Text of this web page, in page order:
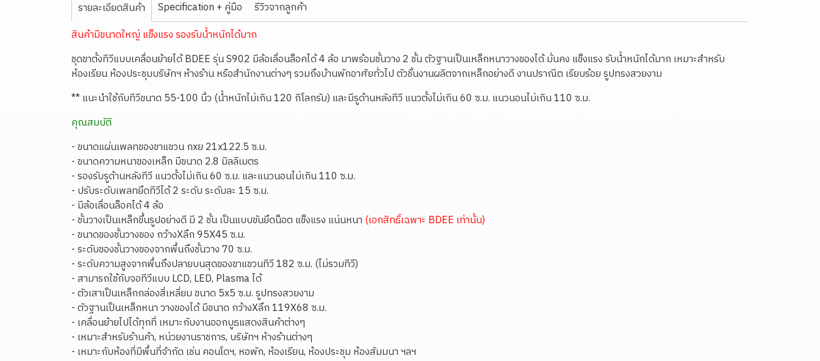
รายละเอียดสินค้า Specification + คู่มือ
รีวิวจากลูกค้า
สินค้ามีขนาดใหญ่ แข็งแรง รองรับน้ำหนักได้มาก
ชุดขาตั้งทีวีแบบเคลื่อนย้ายได้ BDEE รุ่น S902 มีล้อเลื่อนล็อคได้ 4 ล้อ มาพร้อมชั้นวาง 2 ชั้น ตัวฐานเป็นเหล็กหนาวางของได้ มั่นคง แข็งแรง รับน้ำหนักได้มาก เหมาะสำหรับ
ห้องเรียน ห้องประชุมบริษัทฯ ห้างร้าน หรือสำนักงานต่างๆ รวมถึงบ้านพักอาศัยทั่วไป ตัวชิ้นงานผลิตจากเหล็กอย่างดี งานปราณีต เรียบร้อย รูปทรงสวยงาม
** แนะนำใช้กับทีวีขนาด 55-100 นิ้ว (น้ำหนักไม่เกิน 120 กิโลกรัม) และมีรูด้านหลังทีวี แนวตั้งไม่เกิน 60 ซ.ม. แนวนอนไม่เกิน 110 ซ.ม.
คุณสมบัติ
- ขนาดแผ่นเพลทของขาแขวน กxย 21x122.5 ซ.ม.
- ขนาดความหนาของเหล็ก มีขนาด 2.8 มิลลิเมตร
- รองรับรูด้านหลังทีวี แนวตั้งไม่เกิน 60 ซ.ม. และแนวนอนไม่เกิน 110 ซ.ม.
- ปรับระดับเพลทยึดทีวีได้ 2 ระดับ ระดับละ 15 ซ.ม.
- มีล้อเลื่อนล็อคได้ 4 ล้อ
- ชั้นวางเป็นเหล็กขึ้นรูปอย่างดี มี 2 ชั้น เป็นแบบขันยึดน็อต แข็งแรง แน่นหนา (เอกสิทธิ์เฉพาะ BDEE เท่านั้น)
- ขนาดของชั้นวางของ กว้างXลึก 95X45 ซ.ม.
- ระดับของชั้นวางของจากพื้นถึงชั้นวาง 70 ซ.ม.
- ระดับความสูงจากพื้นถึงปลายบนสุดของขาแขวนทีวี 182 ซ.ม. (ไม่รวมทีวี)
- สามารถใช้กับจอทีวีแบบ LCD, LED, Plasma ได้
- ตัวเสาเป็นเหล็กกล่องสี่เหลี่ยม ขนาด 5x5 ซ.ม. รูปทรงสวยงาม
- ตัวฐานเป็นเหล็กหนา วางของได้ มีขนาด กว้างXลึก 119X68 ซ.ม.
- เคลื่อนย้ายไปได้ทุกที่ เหมาะกับงานออกบูธแสดงสินค้าต่างๆ
- เหมาะสำหรับร้านค้า, หน่วยงานราชการ, บริษัทฯ ห้างร้านต่างๆ
- เหมาะกับห้องที่มีพื้นที่จำกัด เช่น คอนโดฯ, หอพัก, ห้องเรียน, ห้องประชุม ห้องสัมมนา ฯลฯ